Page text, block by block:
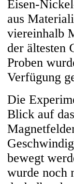
Eisen-
aus
viereinhalb
der ältesten
Proben
Verfügung
Die
Blick auf
bewegt
wurde noch